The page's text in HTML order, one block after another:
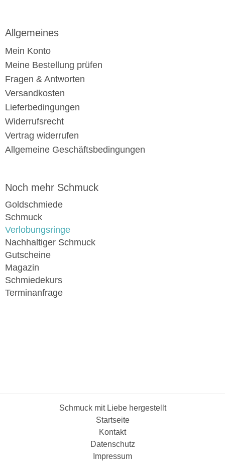
Allgemeines
Mein Konto
Meine Bestellung prüfen
Fragen & Antworten
Versandkosten
Lieferbedingungen
Widerrufsrecht
Vertrag widerrufen
Allgemeine Geschäftsbedingungen
Noch mehr Schmuck
Goldschmiede
Schmuck
Verlobungsringe
Nachhaltiger Schmuck
Gutscheine
Magazin
Schmiedekurs
Terminanfrage
Schmuck mit Liebe hergestellt
Startseite
Kontakt
Datenschutz
Impressum